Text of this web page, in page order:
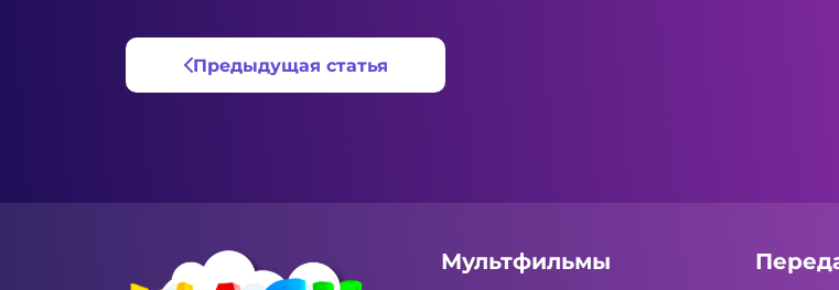
Предыдущая статья
Мультфильмы